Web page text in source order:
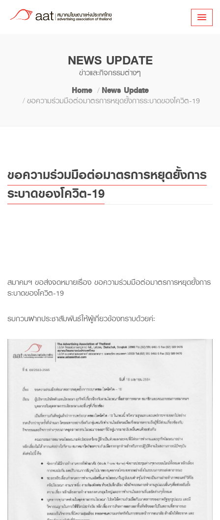
NEWS UPDATE
ข่าวและกิจกรรมต่างๆ
Home
News Update
ขอความร่วมมือต่อมาตรการหยุดยั้งการระบาดของโควิต-19
ขอความร่วมมือต่อมาตรการหยุดยั้งการ
ระบาดของโควิต-19
สมาคมฯ ขอส่งจดหมายเรื่อง ขอความร่วมมือต่อมาตรการหยุดยั้งการ
ระบาดของโควิต-19
รบกวนฝากประชาสัมพันธ์ให้ผู้เกี่ยวข้องทราบด้วยค่ะ